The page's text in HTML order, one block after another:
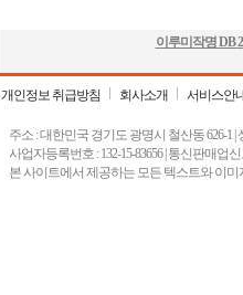
이루미작명 DB
개인정보 취급방침 회사소개 서비스안
주소 : 대한민국 경기도 광명시 철산동 626-1 |
사업자등록번호 : 132-15-83656 | 통신판매업
본 사이트에서 제공하는 모든 텍스트와 이